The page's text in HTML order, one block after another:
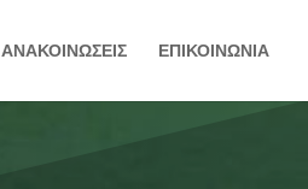
ΑΝΑΚΟΙΝΩΣΕΙΣ ΕΠΙΚΟΙΝΩΝΙΑ